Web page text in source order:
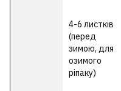
4-6 листків
(перед
зимою, для
озимого
ріпаку)